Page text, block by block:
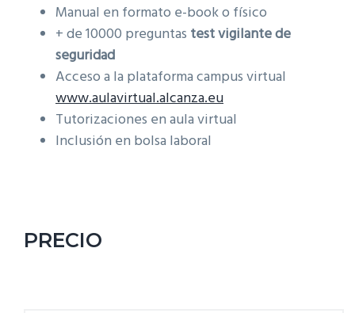
Manual en formato e-book o físico
+ de 10000 preguntas test vigilante de
seguridad
Acceso a la plataforma campus virtual
www.aulavirtual.alcanza.eu
Tutorizaciones en aula virtual
Inclusión en bolsa laboral
PRECIO